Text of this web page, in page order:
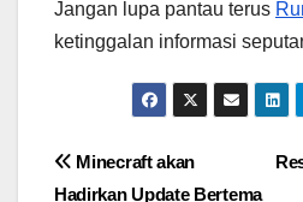
Jangan lupa pantau terus
ketinggalan informasi
Post
Minecraft akan
Hadirkan Update Bertema